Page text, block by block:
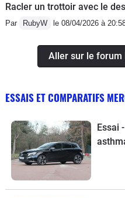
Racler un trottoir avec le
Par RubyW le 08/04/2026 à
Aller sur le forum
ESSAIS ET COMPARATIFS
Essai